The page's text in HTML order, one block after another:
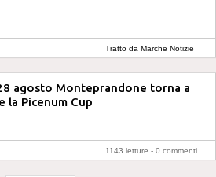
Tratto da Marche Notizie
agosto Monteprandone torna a
la Picenum Cup
1143 letture - 0 commenti